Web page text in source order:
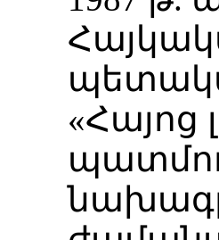
«Հայոց